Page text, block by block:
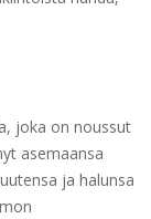
joka on noussut
asemaansa
ja halunsa